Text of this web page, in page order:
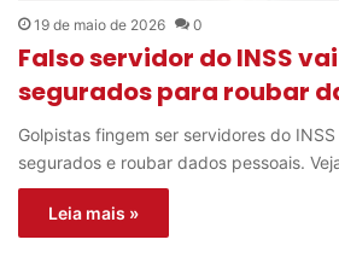
19 de maio de 2026 0
Falso servidor do INSS
segurados para roubar
Golpistas fingem ser servidores do
segurados e roubar dados pessoais.
Leia mais »